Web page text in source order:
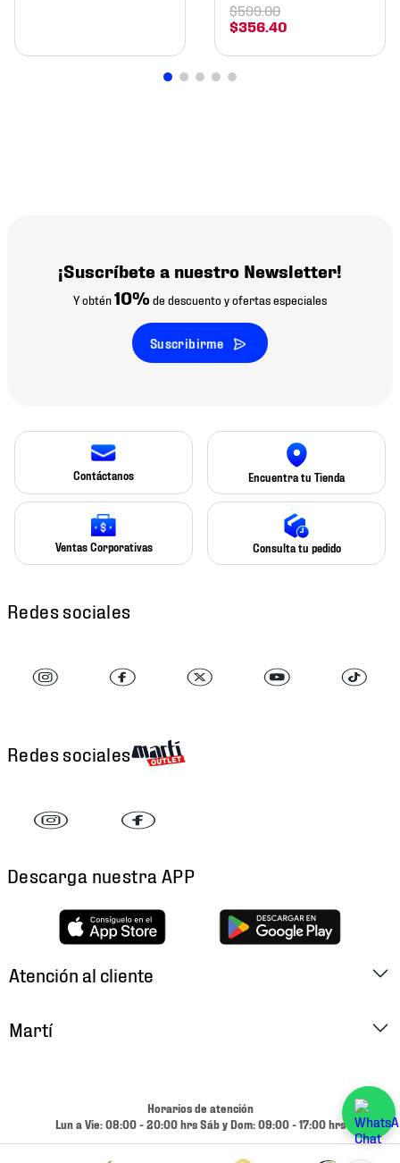
$356.40
$599.00
¡Suscríbete a nuestro Newsletter!
Y obtén10% de descuento y ofertas especiales
Suscribirme
Contáctanos Encuentra tu Tienda
Ventas Corporativas Consulta tu pedido
Redes sociales
Redes sociales
Descarga nuestra APP
Atención al cliente
Cambios y Devoluciones
Martí
Horarios de atención
Lun a Vie: 08:00 - 20:00 hrs Sáb y Dom: 09:00 - 17:00 hrs